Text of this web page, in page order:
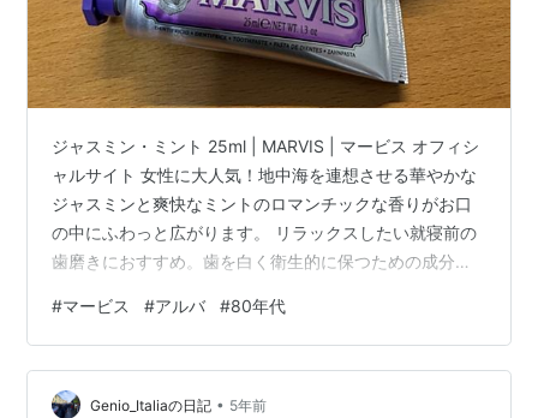
ジャスミン・ミント 25ml | MARVIS | マービス オフィシ
ャルサイト 女性に大人気！地中海を連想させる華やかな
ジャスミンと爽快なミントのロマンチックな香りがお口
の中にふわっと広がります。 リラックスしたい就寝前の
歯磨きにおすすめ。歯を白く衛生的に保つための成分も
スの中で一番苦手 ジャスミンって、爽やかさより温泉の
素orトイレの芳香剤な印象が強いんですよね すごく人工
花の香りが強くてリラックスした就寝前・・・とはなら
んなぁ アルバ ボイス＆ゲームは僕が小５の時の友達が買
#マービス #アルバ #80年代
Genio_Italiaの日記 • 5年前